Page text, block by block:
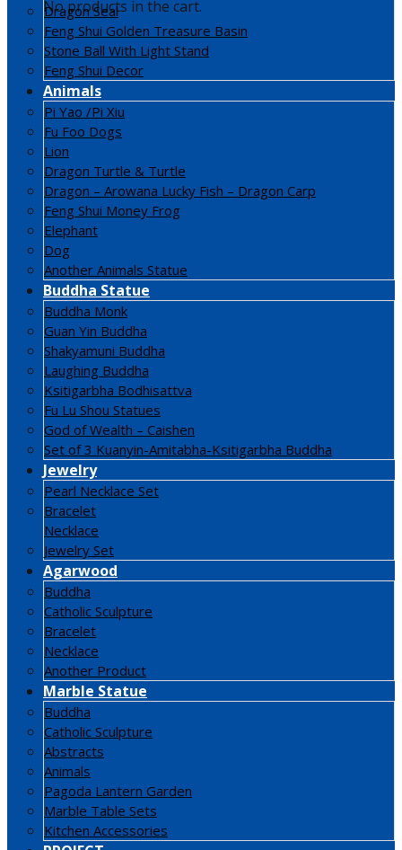
No products in the cart.
Dragon Seal
Feng Shui Golden Treasure Basin
Stone Ball With Light Stand
Feng Shui Decor
Animals
Pi Yao /Pi Xiu
Fu Foo Dogs
Lion
Dragon Turtle & Turtle
Dragon – Arowana Lucky Fish – Dragon Carp
Feng Shui Money Frog
Elephant
Dog
Another Animals Statue
Buddha Statue
Buddha Monk
Guan Yin Buddha
Shakyamuni Buddha
Laughing Buddha
Ksitigarbha Bodhisattva
Fu Lu Shou Statues
God of Wealth – Caishen
Set of 3 Kuanyin-Amitabha-Ksitigarbha Buddha
Jewelry
Pearl Necklace Set
Bracelet
Necklace
Jewelry Set
Agarwood
Buddha
Catholic Sculpture
Bracelet
Necklace
Another Product
Marble Statue
Buddha
Catholic Sculpture
Abstracts
Animals
Pagoda Lantern Garden
Marble Table Sets
Kitchen Accessories